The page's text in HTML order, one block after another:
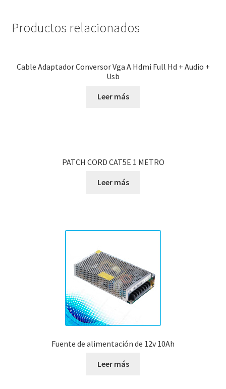
Productos relacionados
Cable Adaptador Conversor Vga A Hdmi Full Hd + Audio +
Usb
Leer más
PATCH CORD CAT5E 1 METRO
Leer más
Fuente de alimentación de 12v 10Ah
Leer más